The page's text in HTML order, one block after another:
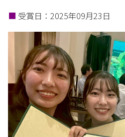
■ 受賞日：2025年09月23日